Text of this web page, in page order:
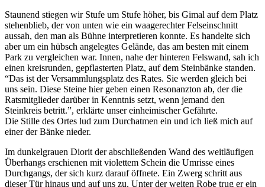
Staunend stiegen wir Stufe um Stufe höher, bis Gimal auf dem Platz
stehenblieb, der von unten wie ein waagerechter Felseinschnitt
aussah, den man als Bühne interpretieren konnte. Es handelte sich
aber um ein hübsch angelegtes Gelände, das am besten mit einem
Park zu vergleichen war. Innen, nahe der hinteren Felswand, sah ich
einen kreisrunden, gepflasterten Platz, auf dem Steinbänke standen.
“Das ist der Versammlungsplatz des Rates. Sie werden gleich bei
uns sein. Diese Steine hier geben einen Resonanzton ab, der die
Ratsmitglieder darüber in Kenntnis setzt, wenn jemand den
Steinkreis betritt.”, erklärte unser einheimischer Gefährte.
Die Stille des Ortes lud zum Durchatmen ein und ich ließ mich auf
einer der Bänke nieder.
Im dunkelgrauen Diorit der abschließenden Wand des weitläufigen
Überhangs erschienen mit violettem Schein die Umrisse eines
Durchgangs, der sich kurz darauf öffnete. Ein Zwerg schritt aus
dieser Tür hinaus und auf uns zu. Unter der weiten Robe trug er ein